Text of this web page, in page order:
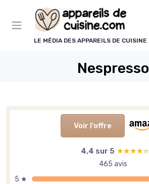
LE MÉDIA DES APPAREILS DE CUISINE
Nespresso
Voir l'offre
4,4 sur 5 ★★★★★
★★★★★
465 avis
5 ★
Panneau de gestion des cookies